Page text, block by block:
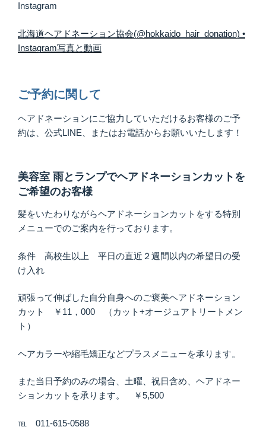
Instagram
北海道ヘアドネーション協会(@hokkaido_hair_donation) •
Instagram写真と動画
ご予約に関して
ヘアドネーションにご協力していただけるお客様のご予
約は、公式LINE、またはお電話からお願いいたします！
美容室 雨とランプでヘアドネーションカットを
ご希望のお客様
髪をいたわりながらヘアドネーションカットをする特別
メニューでのご案内を行っております。
条件 高校生以上 平日の直近２週間以内の希望日の受
け入れ
頑張って伸ばした自分自身へのご褒美ヘアドネーション
カット ￥11，000 （カット+オージュアトリートメン
ト）
ヘアカラーや縮毛矯正などプラスメニューを承ります。
また当日予約のみの場合、土曜、祝日含め、ヘアドネー
ションカットを承ります。 ￥5,500
℡ 011-615-0588